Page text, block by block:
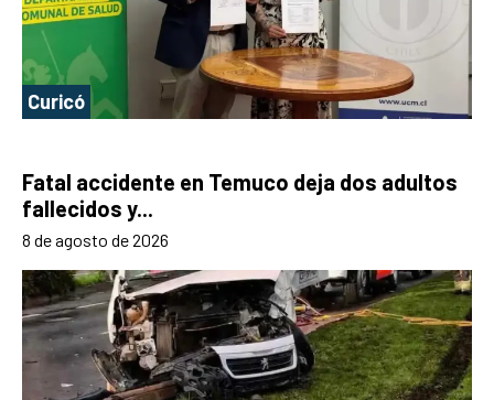
Curicó
Fatal accidente en Temuco deja dos adultos
fallecidos y...
8 de agosto de 2026